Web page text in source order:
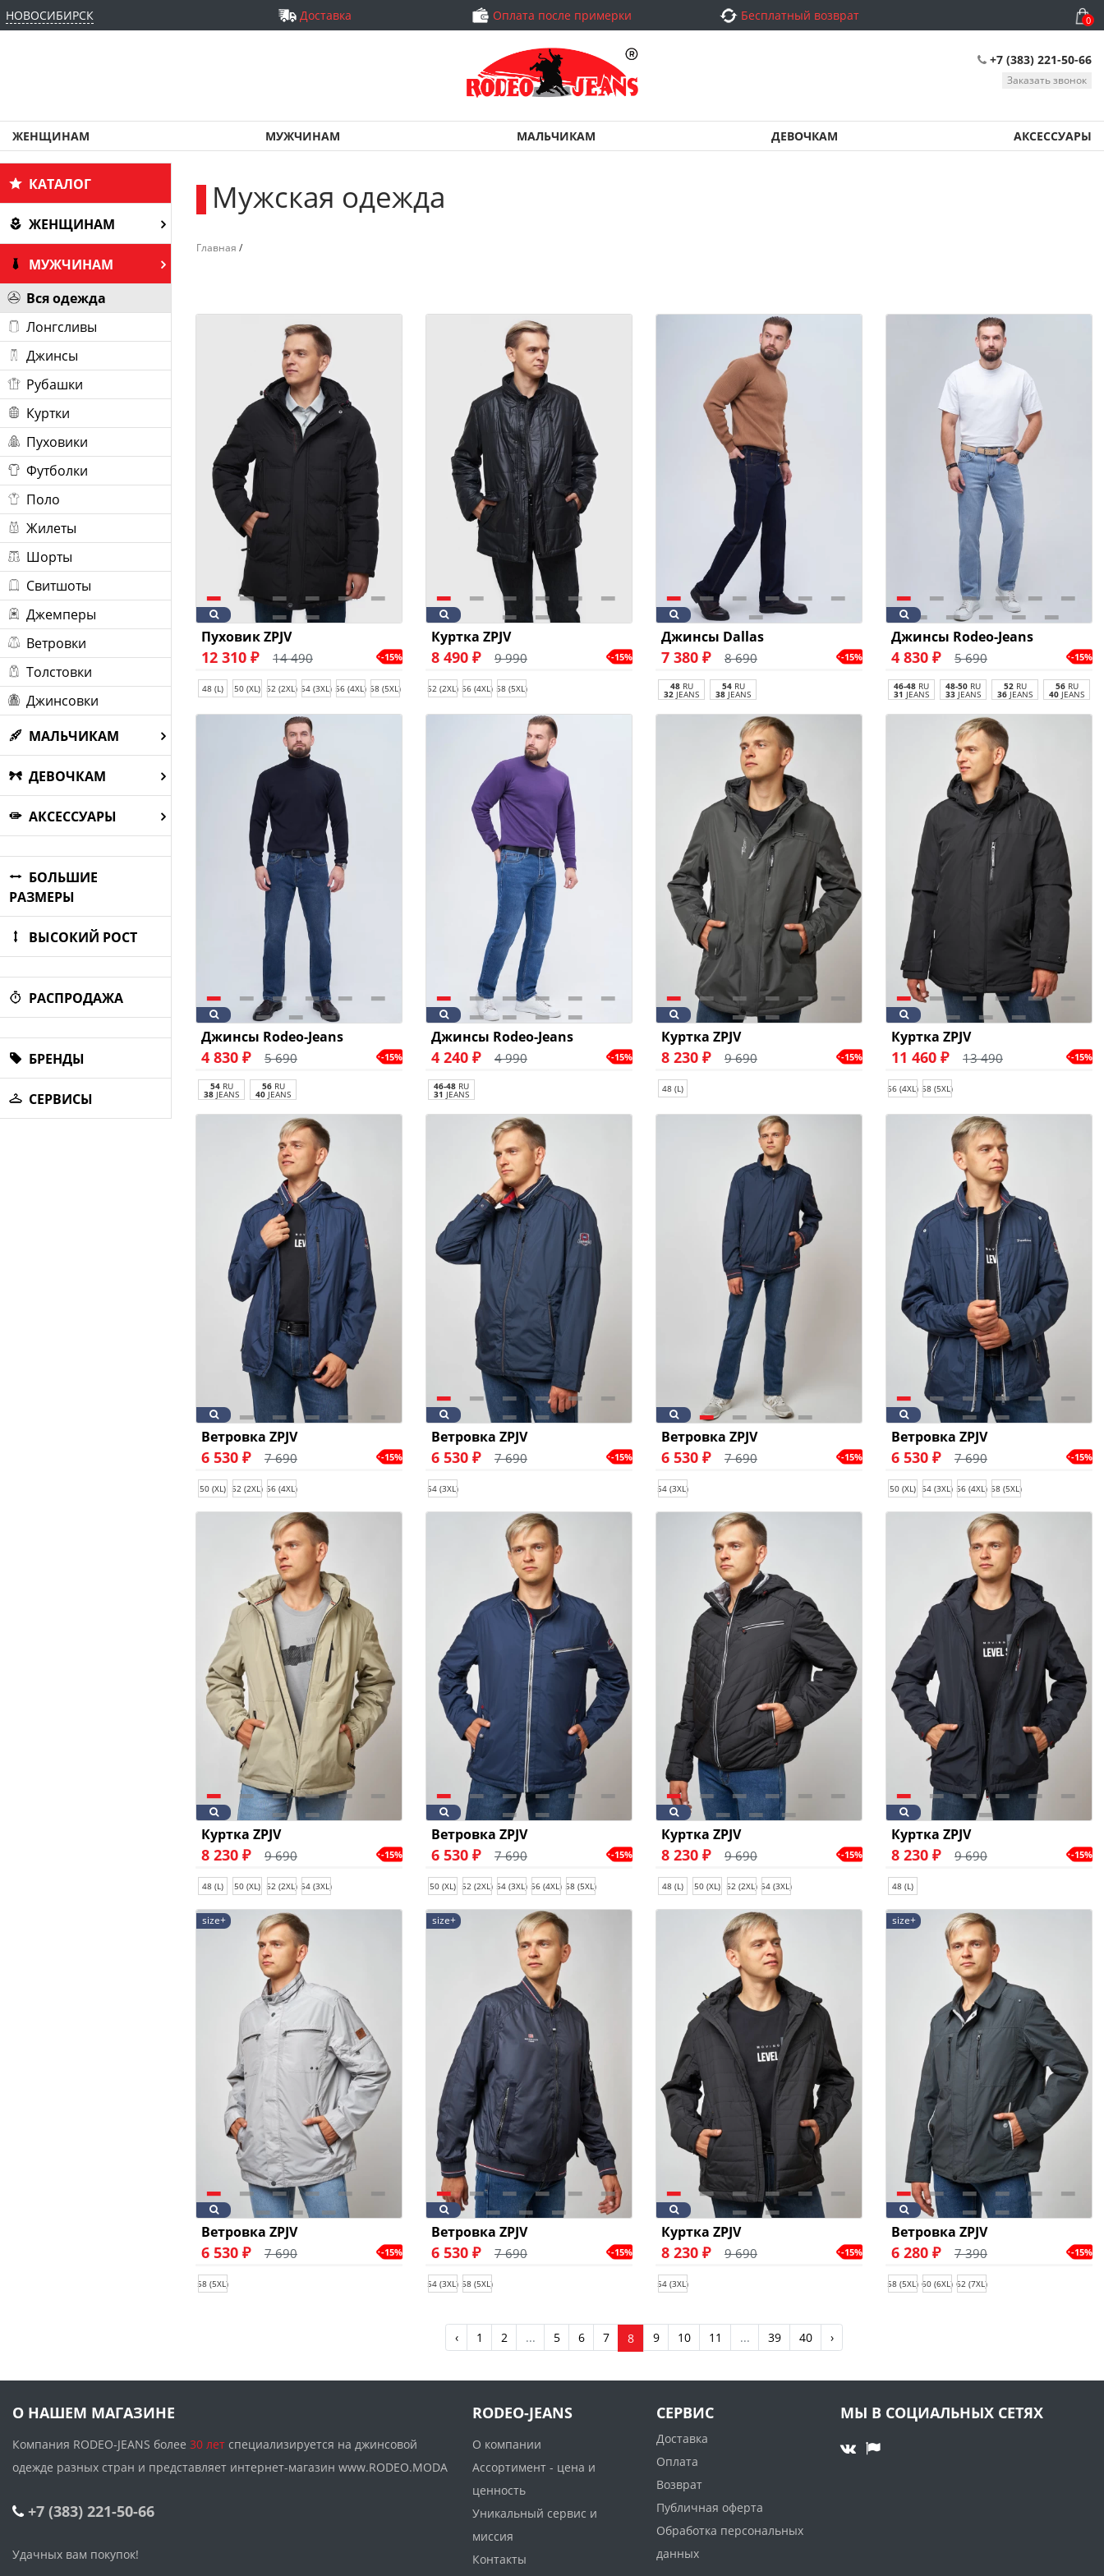
НОВОСИБИРСК Доставка Оплата после примерки Бесплатный возврат 0
+7 (383) 221-50-66
Заказать звонок
ЖЕНЩИНАМ МУЖЧИНАМ МАЛЬЧИКАМ ДЕВОЧКАМ АКСЕССУАРЫ
КАТАЛОГ
ЖЕНЩИНАМ
МУЖЧИНАМ
Вся одежда
Лонгсливы
Джинсы
Рубашки
Куртки
Пуховики
Футболки
Поло
Жилеты
Шорты
Свитшоты
Джемперы
Ветровки
Толстовки
Джинсовки
МАЛЬЧИКАМ
ДЕВОЧКАМ
АКСЕССУАРЫ
БОЛЬШИЕ
РАЗМЕРЫ
ВЫСОКИЙ РОСТ
РАСПРОДАЖА
БРЕНДЫ
СЕРВИСЫ
Мужская одежда
Главная /
Пуховик ZPJV
12 310 ₽ 14 490 -15%
48 (L) 50 (XL) 52 (2XL) 54 (3XL) 56 (4XL) 58 (5XL)
Куртка ZPJV
8 490 ₽ 9 990 -15%
52 (2XL) 56 (4XL) 58 (5XL)
Джинсы Dallas
7 380 ₽ 8 690 -15%
48RU
32 JEANS
54RU
38 JEANS
Джинсы Rodeo-Jeans
4 830 ₽ 5 690 -15%
46-48 RU
31 JEANS
48-50 RU
33 JEANS
52 RU
36 JEANS
56RU
40 JEANS
Джинсы Rodeo-Jeans
4 830 ₽ 5 690 -15%
54RU
38 JEANS
56RU
40 JEANS
Джинсы Rodeo-Jeans
4 240 ₽ 4 990 -15%
46-48 RU
31 JEANS
Куртка ZPJV
8 230 ₽ 9 690 -15%
48 (L)
Куртка ZPJV
11 460 ₽ 13 490 -15%
56 (4XL) 58 (5XL)
Ветровка ZPJV
6 530 ₽ 7 690 -15%
50 (XL) 52 (2XL) 56 (4XL)
Ветровка ZPJV
6 530 ₽ 7 690 -15%
54 (3XL)
Ветровка ZPJV
6 530 ₽ 7 690 -15%
54 (3XL)
Ветровка ZPJV
6 530 ₽ 7 690 -15%
50 (XL) 54 (3XL) 56 (4XL) 58 (5XL)
Куртка ZPJV
8 230 ₽ 9 690 -15%
48 (L) 50 (XL) 52 (2XL) 54 (3XL)
Ветровка ZPJV
6 530 ₽ 7 690 -15%
50 (XL) 52 (2XL) 54 (3XL) 56 (4XL) 58 (5XL)
Куртка ZPJV
8 230 ₽ 9 690 -15%
48 (L) 50 (XL) 52 (2XL) 54 (3XL)
Куртка ZPJV
8 230 ₽ 9 690 -15%
48 (L)
size+
Ветровка ZPJV
6 530 ₽ 7 690 -15%
58 (5XL)
size+
Ветровка ZPJV
6 530 ₽ 7 690 -15%
54 (3XL) 58 (5XL)
Куртка ZPJV
8 230 ₽ 9 690 -15%
54 (3XL)
size+
Ветровка ZPJV
6 280 ₽ 7 390 -15%
58 (5XL) 60 (6XL) 62 (7XL)
‹ 1 2 ... 5 6 7 8 9 10 11 ... 39 40 ›
О НАШЕМ МАГАЗИНЕ
Компания RODEO-JEANS более 30 лет специализируется на джинсовой
одежде разных стран и представляет интернет-магазин www.RODEO.MODA
+7 (383) 221-50-66
Удачных вам покупок!
RODEO-JEANS
О компании
Ассортимент - цена и
ценность
Уникальный сервис и
миссия
Контакты
СЕРВИС
Доставка
Оплата
Возврат
Публичная оферта
Обработка персональных
данных
МЫ В СОЦИАЛЬНЫХ СЕТЯХ